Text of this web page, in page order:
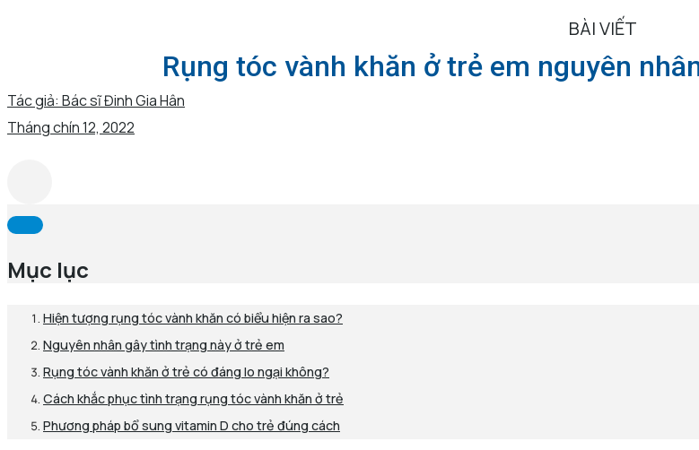
BÀI VIẾT
Rụng tóc vành khăn ở trẻ em nguyên
Tác giả: Bác sĩ Đinh Gia Hân
Tháng chín 12, 2022
Mục lục
Hiện tượng rụng tóc vành khăn có biểu hiện ra sao?
Nguyên nhân gây tình trạng này ở trẻ em
Rụng tóc vành khăn ở trẻ có đáng lo ngại không?
Cách khắc phục tình trạng rụng tóc vành khăn ở trẻ
Phương pháp bổ sung vitamin D cho trẻ đúng cách